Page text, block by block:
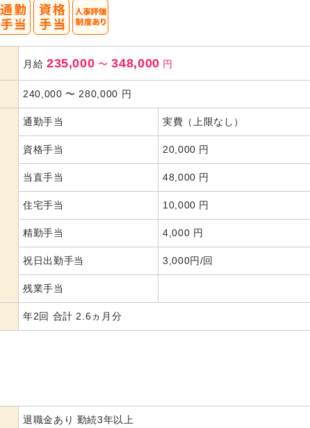
月給 235,000 〜 348,000 円
240,000 〜 280,000 円
通勤手当 実費（上限なし）
資格手当 20,000 円
当直手当 48,000 円
住宅手当 10,000 円
精勤手当 4,000 円
祝日出勤手当 3,000円/回
残業手当
年2回 合計 2.6ヵ月分
退職金あり 勤続3年以上